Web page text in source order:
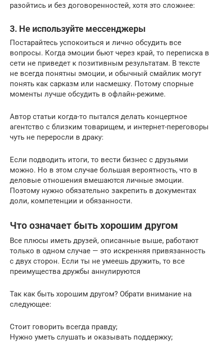
разойтись и без договоренностей, хотя это сложнее:
3. Не используйте мессенджеры
Постарайтесь успокоиться и лично обсудить все
вопросы. Когда эмоции бьют через край, то переписка в
сети не приведет к позитивным результатам. В тексте
не всегда понятны эмоции, и обычный смайлик могут
понять как сарказм или насмешку. Потому спорные
моменты лучше обсудить в офлайн-режиме.
Автор статьи когда-то пытался делать концертное
агентство с близким товарищем, и интернет-переговоры
чуть не переросли в драку:
Если подводить итоги, то вести бизнес с друзьями
можно. Но в этом случае большая вероятность, что в
деловые отношения вмешаются личные эмоции.
Поэтому нужно обязательно закрепить в документах
доли, компетенции и обязанности.
Что означает быть хорошим другом
Все плюсы иметь друзей, описанные выше, работают
только в одном случае — это искренняя привязанность
с двух сторон. Если ты не умеешь дружить, то все
преимущества дружбы аннулируются
Так как быть хорошим другом? Обрати внимание на
следующее:
Стоит говорить всегда правду;
Нужно уметь слушать и оказывать поддержку;